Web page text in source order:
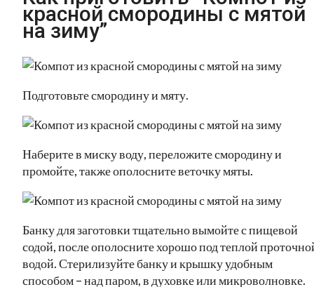
красной смородины с мятой
на зиму”
Подготовьте смородину и мяту.
Наберите в миску воду, переложите смородину и
промойте, также ополосните веточку мяты.
Банку для заготовки тщательно вымойте с пищевой
содой, после ополосните хорошо под теплой
водой. Стерилизуйте банку и крышку удобным
способом – над паром, в духовке или микроволновке.